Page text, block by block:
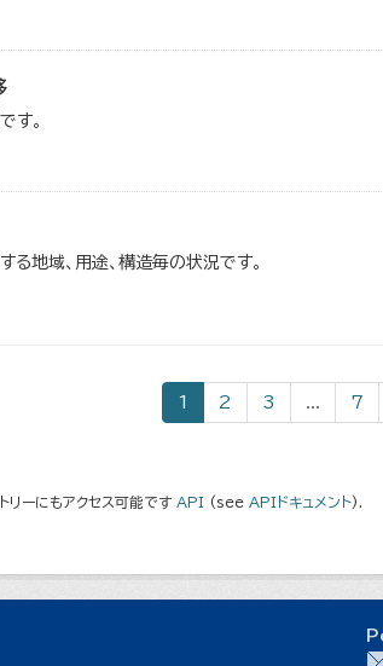
す。
地域、用途、構造毎の状況です。
1 2 3 ... 7
ーにもアクセス可能です API (see APIドキュメント).